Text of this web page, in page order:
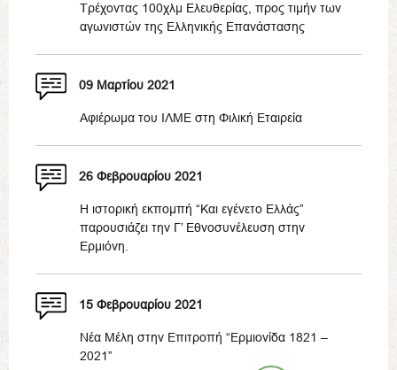
Τρέχοντας 100χλμ Ελευθερίας, προς τιμήν των
αγωνιστών της Ελληνικής Επανάστασης
09 Μαρτίου 2021
Αφιέρωμα του ΙΛΜΕ στη Φιλική Εταιρεία
26 Φεβρουαρίου 2021
Η ιστορική εκπομπή “Και εγένετο Ελλάς”
παρουσιάζει την Γ’ Εθνοσυνέλευση στην
Ερμιόνη.
15 Φεβρουαρίου 2021
Νέα Μέλη στην Επιτροπή “Ερμιονίδα 1821 –
2021”